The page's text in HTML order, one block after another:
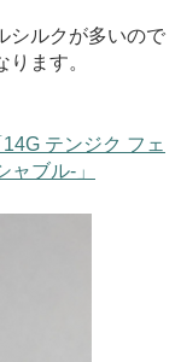
シルクが多いので
ます。
テンジク フェ
ブル-」